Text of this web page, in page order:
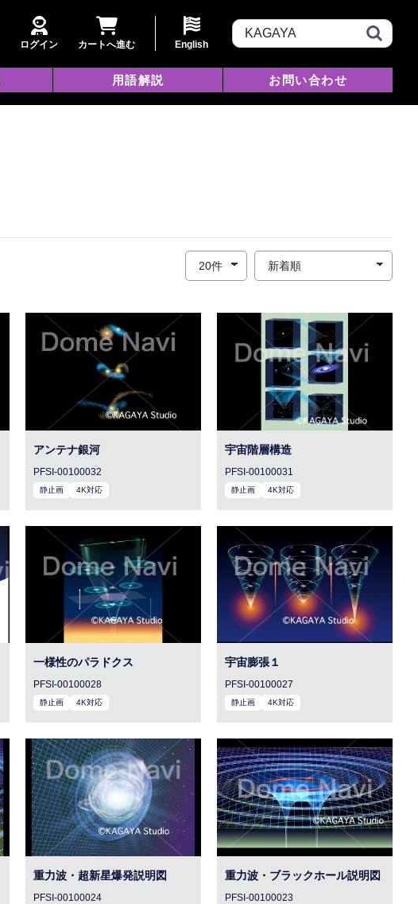
ログイン カートへ進む English
用語解説 お問い合わせ
アンテナ銀河
PFSI-00100032
静止画 4K対応
宇宙階層構造
PFSI-00100031
静止画 4K対応
一様性のパラドクス
PFSI-00100028
静止画 4K対応
宇宙膨張１
PFSI-00100027
静止画 4K対応
重力波・超新星爆発説明図
PFSI-00100024
重力波・ブラックホール説明図
PFSI-00100023